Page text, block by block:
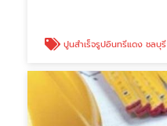
ปูนสำเร็จรูปอินทรีแดง ชลบุรี